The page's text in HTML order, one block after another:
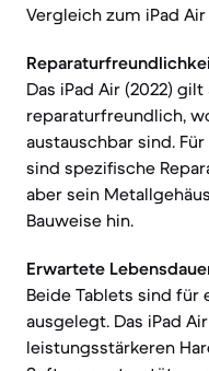
Vergleich zum iPad
Das iPad Air (2022)
reparaturfreundlich,
austauschbar sind. Für
sind spezifische
aber sein
Bauweise hin.
Erwartete
Beide Tablets sind für
ausgelegt. Das iPad
leistungsstärkeren